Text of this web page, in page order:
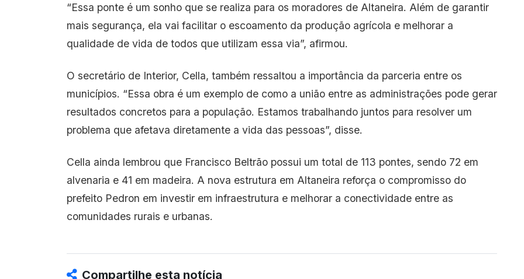
“Essa ponte é um sonho que se realiza para os moradores de Altaneira. Além de garantir
mais segurança, ela vai facilitar o escoamento da produção agrícola e melhorar a
qualidade de vida de todos que utilizam essa via”, afirmou.
O secretário de Interior, Cella, também ressaltou a importância da parceria entre os
municípios. “Essa obra é um exemplo de como a união entre as administrações pode gerar
resultados concretos para a população. Estamos trabalhando juntos para resolver um
problema que afetava diretamente a vida das pessoas”, disse.
Cella ainda lembrou que Francisco Beltrão possui um total de 113 pontes, sendo 72 em
alvenaria e 41 em madeira. A nova estrutura em Altaneira reforça o compromisso do
prefeito Pedron em investir em infraestrutura e melhorar a conectividade entre as
comunidades rurais e urbanas.
Compartilhe esta notícia